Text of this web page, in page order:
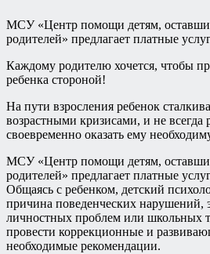
МСУ «Центр помощи детям,
родителей» предлагает платные
Каждому родителю хочется, чтобы
ребенка стороной!
На пути взросления ребенок
возрастными кризисами, и не всегда
своевременно оказать ему
МСУ «Центр помощи детям,
родителей» предлагает платные
Общаясь с ребенком, детский
причина поведенческих
личностных проблем или школьных
провести коррекционные и
необходимые рекомендации.